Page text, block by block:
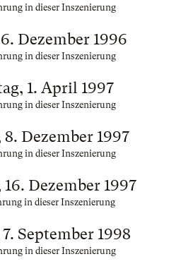
in dieser Inszenierung
Dezember 1996
in dieser Inszenierung
1. April 1997
in dieser Inszenierung
Dezember 1997
in dieser Inszenierung
Dezember 1997
in dieser Inszenierung
September 1998
in dieser Inszenierung